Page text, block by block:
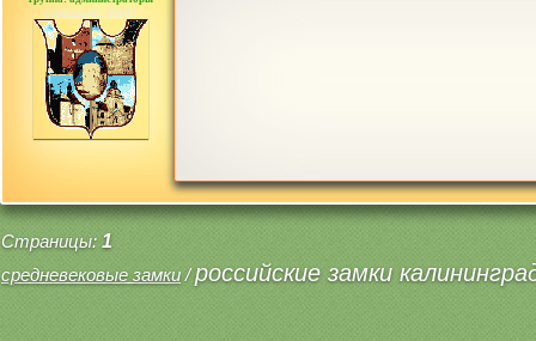
сообщений: 30442
Страницы: 1
средневековые замки/российские замки